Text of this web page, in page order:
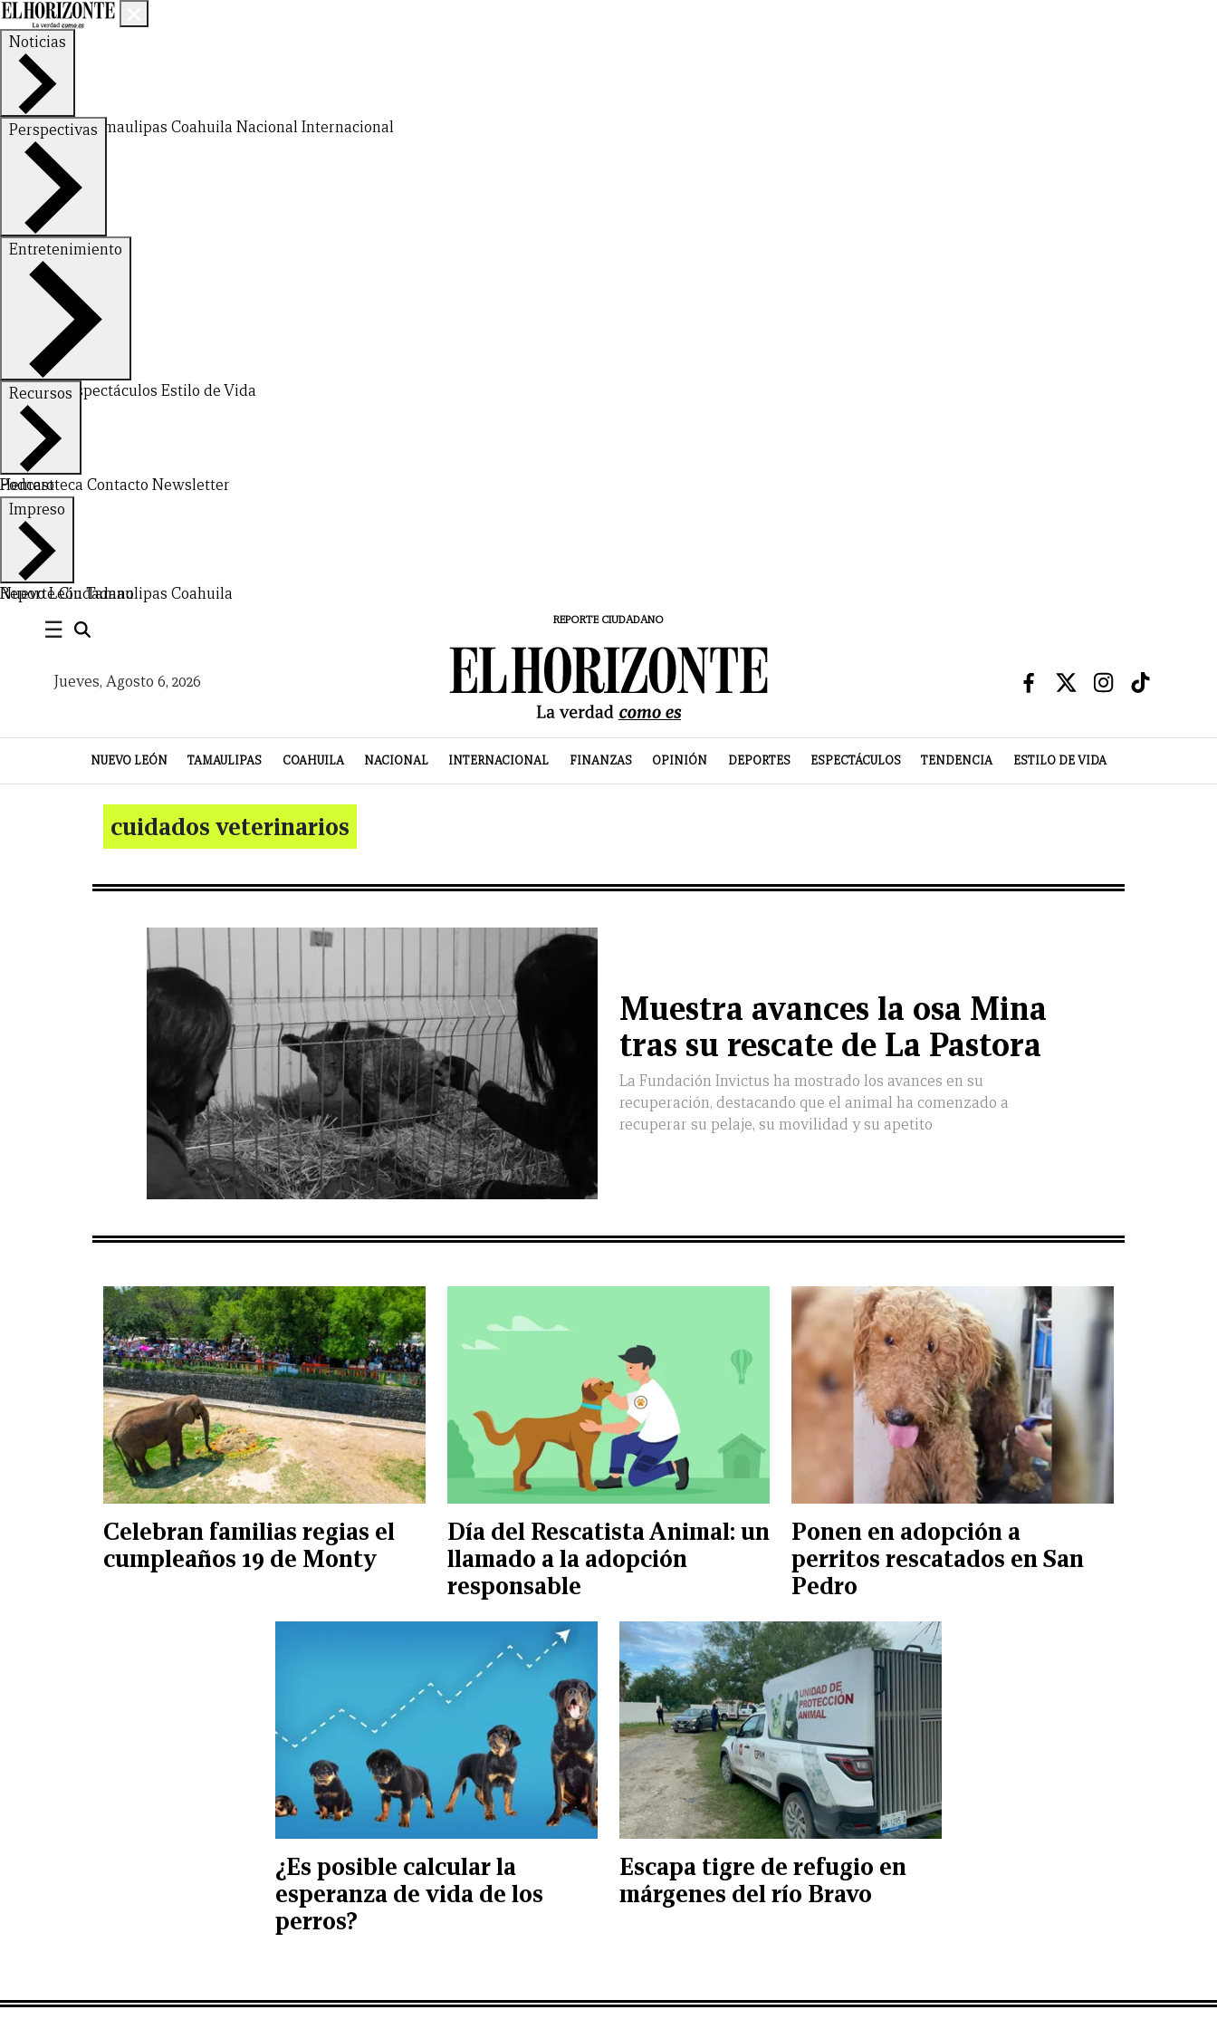
Noticias
Nuevo LeónTamaulipas Coahuila NacionalInternacional
Perspectivas
FinanzasOpinión
Entretenimiento
DeportesEspectáculos Estilo de Vida
Recursos
Hemeroteca Contacto Newsletter
Podcast
Impreso
Nuevo LeónTamaulipas Coahuila
Reporte Ciudadano
☰ REPORTE CIUDADANO
Jueves, Agosto 6, 2026
NUEVO LEÓN TAMAULIPAS COAHUILA NACIONAL INTERNACIONAL FINANZAS OPINIÓN DEPORTES ESPECTÁCULOS TENDENCIA ESTILO DE VIDA
CERRAR
X
NUEVO
LEÓN
TAMAULIPAS
COAHUILA
NACIONAL
INTERNACIONAL
FINANZAS
OPINIÓN
DEPORTES
ESPECTÁCULOS
TENDENCIA
ESTILO
DE
VIDA
PODCAST
CONTACTO
NEWSLETTER
HEMEROTECA
SUPLEMENTOS
cuidados veterinarios
Muestra avances la osa Mina
tras su rescate de La Pastora
La Fundación Invictus ha mostrado los avances en su
recuperación, destacando que el animal ha comenzado a
recuperar su pelaje, su movilidad y su apetito
Celebran familias regias el
cumpleaños 19 de Monty
Día del Rescatista Animal: un
llamado a la adopción
responsable
Ponen en adopción a
perritos rescatados en San
Pedro
¿Es posible calcular la
esperanza de vida de los
perros?
Escapa tigre de refugio en
márgenes del río Bravo